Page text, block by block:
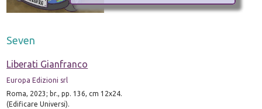
Seven
Liberati Gianfranco
Europa Edizioni srl
Roma, 2023; br., pp. 136, cm 12x24.
(Edificare Universi).